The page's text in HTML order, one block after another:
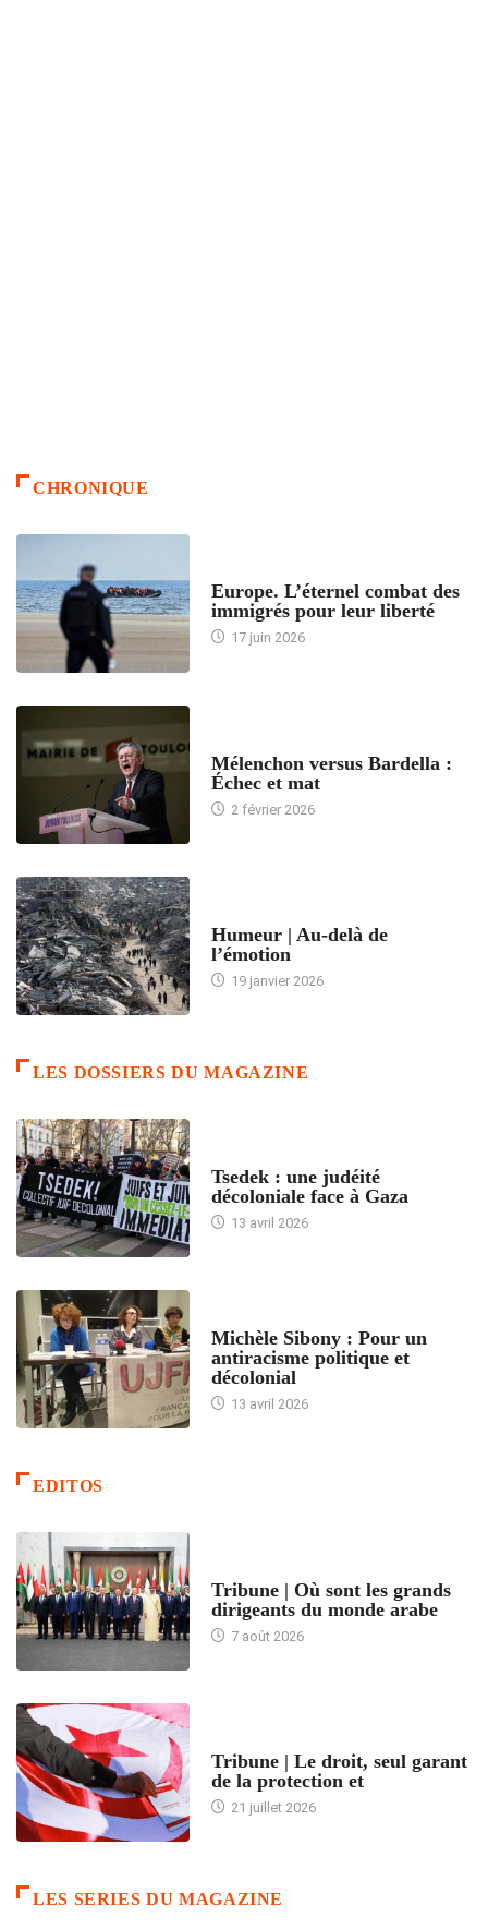
CHRONIQUE
Europe. L’éternel combat des
immigrés pour leur liberté
17 juin 2026
Mélenchon versus Bardella :
Échec et mat
2 février 2026
Humeur | Au-delà de
l’émotion
19 janvier 2026
LES DOSSIERS DU MAGAZINE
Tsedek : une judéité
décoloniale face à Gaza
13 avril 2026
Michèle Sibony : Pour un
antiracisme politique et
décolonial
13 avril 2026
EDITOS
Tribune | Où sont les grands
dirigeants du monde arabe
7 août 2026
Tribune | Le droit, seul garant
de la protection et
21 juillet 2026
LES SERIES DU MAGAZINE